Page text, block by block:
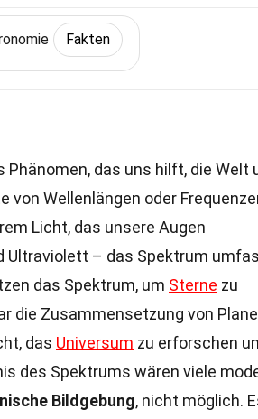
Fakten
das uns hilft, die Welt
Wellenlängen oder
Licht, das unsere Augen
Ultraviolett – das Spektrum
das Spektrum, um Sterne zu
die Zusammensetzung von
das Universum zu erforschen
des Spektrums wären viele
Bildgebung, nicht möglich.